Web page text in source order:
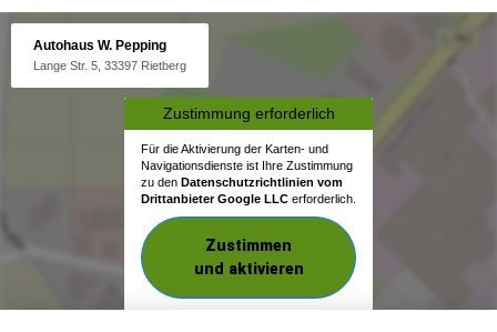
Autohaus W. Pepping
Lange Str. 5, 33397 Rietberg
Zustimmung erforderlich
Für die Aktivierung der Karten- und
Navigationsdienste ist Ihre Zustimmung
zu den Datenschutzrichtlinien vom
Drittanbieter Google LLC erforderlich.
Zustimmen
und aktivieren